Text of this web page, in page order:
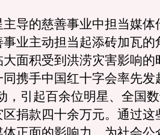
的慈善事业中担当媒体
业主动担当起添砖加瓦
面积受到洪涝灾害影响的
携手中国红十字会率先发
，引起百余位明星、全国
捐款四十余万元。通过这